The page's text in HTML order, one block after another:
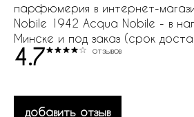
парфюмерия в интернет-
Nobile 1942 Acqua Nobile - в
Минске и под заказ (срок
4.7 отзывов
добавить отзыв